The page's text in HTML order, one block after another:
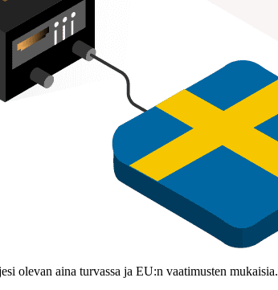
olevan aina turvassa ja EU:n vaatimusten mukaisia.